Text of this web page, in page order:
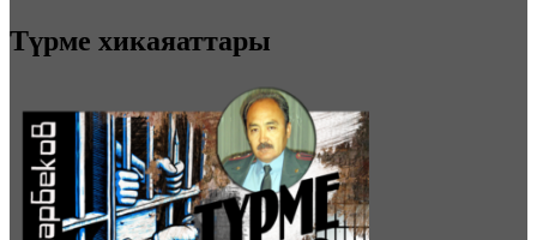
Түрме хикаяаттары